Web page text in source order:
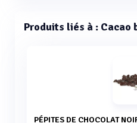
Produits liés à : Cacao
PÉPITES DE CHOCOLAT NOIR (60% DE CACAO) - BIO -